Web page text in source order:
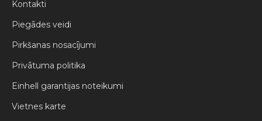
Kontakti
Piegādes veidi
Pirkšanas nosacījumi
Privātuma politika
Einhell garantijas noteikumi
Vietnes karte